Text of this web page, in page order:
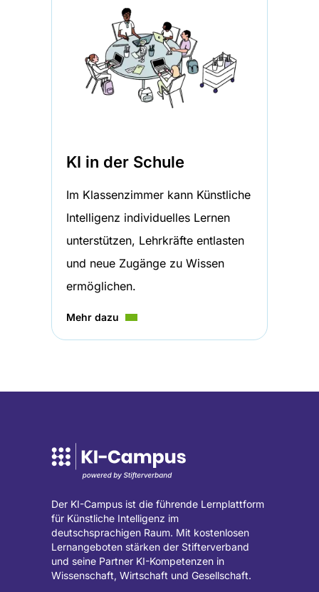
KI in der Schule
Im Klassenzimmer kann Künstliche
Intelligenz individuelles Lernen
unterstützen, Lehrkräfte entlasten
und neue Zugänge zu Wissen
ermöglichen.
Mehr dazu
Der KI-Campus ist die führende Lernplattform
für Künstliche Intelligenz im
deutschsprachigen Raum. Mit kostenlosen
Lernangeboten stärken der Stifterverband
und seine Partner KI-Kompetenzen in
Wissenschaft, Wirtschaft und Gesellschaft.